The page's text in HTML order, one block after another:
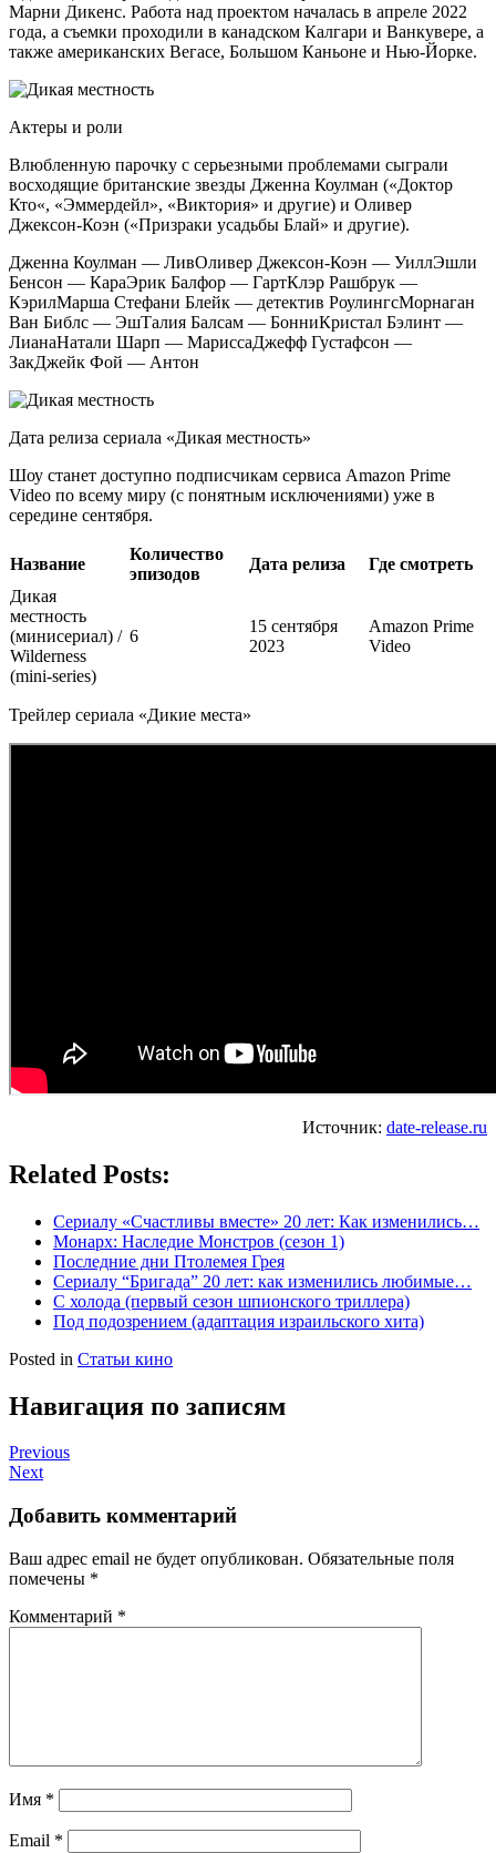
Марни Дикенс. Работа над проектом началась в апреле 2022
года, а съемки проходили в канадском Калгари и Ванкувере, а
также американских Вегасе, Большом Каньоне и Нью-Йорке.
Актеры и роли
Влюбленную парочку с серьезными проблемами сыграли
восходящие британские звезды Дженна Коулман («Доктор
Кто«, «Эммердейл», «Виктория» и другие) и Оливер
Джексон-Коэн («Призраки усадьбы Блай» и другие).
Дженна Коулман — ЛивОливер Джексон-Коэн — УиллЭшли
Бенсон — КараЭрик Балфор — ГартКлэр Рашбрук —
КэрилМарша Стефани Блейк — детектив РоулингсМорнаган
Ван Библс — ЭшТалия Балсам — БонниКристал Бэлинт —
ЛианаНатали Шарп — МариссаДжефф Густафсон —
ЗакДжейк Фой — Антон
Дата релиза сериала «Дикая местность»
Шоу станет доступно подписчикам сервиса Amazon Prime
Video по всему миру (с понятным исключениями) уже в
середине сентября.
Название
Количество
эпизодов
Дата релиза
Где смотреть
Дикая
местность
(минисериал) /
Wilderness
(mini-series)
6
15 сентября
2023
Amazon Prime
Video
Трейлер сериала «Дикие места»
Источник: date-release.ru
Related Posts:
Сериалу «Счастливы вместе» 20 лет: Как изменились…
Монарх: Наследие Монстров (сезон 1)
Последние дни Птолемея Грея
Сериалу “Бригада” 20 лет: как изменились любимые…
С холода (первый сезон шпионского триллера)
Под подозрением (адаптация израильского хита)
Posted in Статьи кино
Навигация по записям
Previous
Next
Добавить комментарий
Ваш адрес email не будет опубликован. Обязательные поля
помечены *
Комментарий *
Имя *
Email *